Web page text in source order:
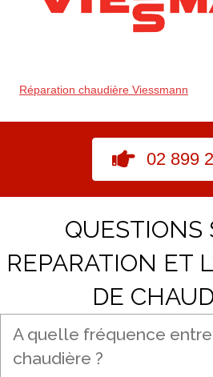
Réparation chaudière Viessmann
02 899
QUESTIONS
REPARATION ET
DE
A quelle fréquence
chaudière ?